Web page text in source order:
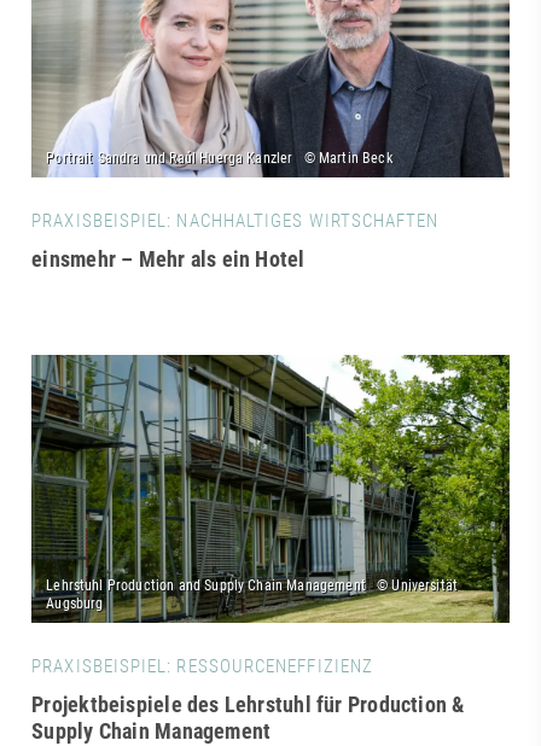
PRAXISBEISPIEL: NACHHALTIGES WIRTSCHAFTEN
einsmehr – Mehr als ein Hotel
PRAXISBEISPIEL: RESSOURCENEFFIZIENZ
Projektbeispiele des Lehrstuhl für Production &
Supply Chain Management